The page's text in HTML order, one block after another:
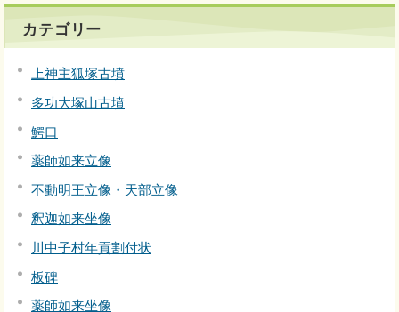
カテゴリー
上神主狐塚古墳
多功大塚山古墳
鰐口
薬師如来立像
不動明王立像・天部立像
釈迦如来坐像
川中子村年貢割付状
板碑
薬師如来坐像